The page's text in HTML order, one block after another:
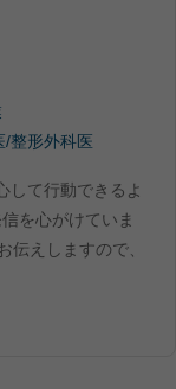
/整形外科医
して行動できるよ
を心がけていま
伝えしますので、